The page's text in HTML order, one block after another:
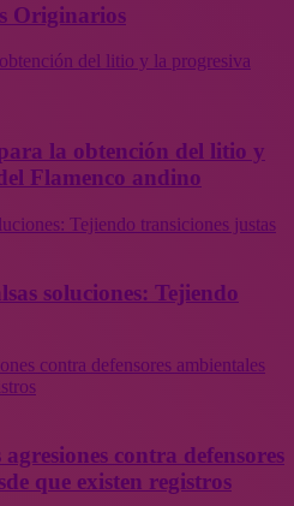
Originarios
del litio y la progresiva
la obtención del litio y
Flamenco andino
Tejiendo transiciones justas
soluciones: Tejiendo
contra defensores ambientales
contra defensores
que existen registros